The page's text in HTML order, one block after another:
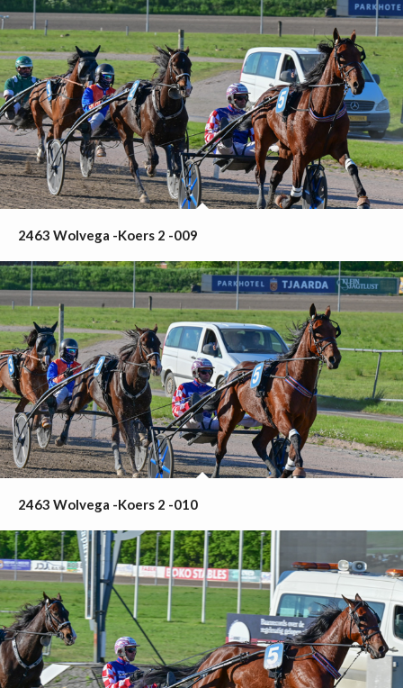
2463 Wolvega -Koers 2 -009
2463 Wolvega -Koers 2 -010